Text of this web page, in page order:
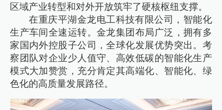
区域产业转型和对外开放筑牢了硬核枢纽支撑。
在重庆平湖金龙电工科技有限公司，智能化
生产车间全速运转。金龙集团布局广泛，拥有多
家国内外控股子公司，全球化发展优势突出。考
察团队对企业少人值守、高效低碳的智能化生产
模式大加赞赏，充分肯定其高端化、智能化、绿
色化的高质量发展路径。